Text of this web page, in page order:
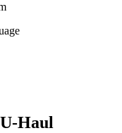
Haul